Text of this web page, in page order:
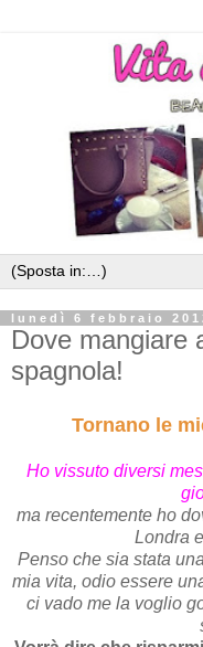
lunedì 6 febbraio
Dove mangiare
spagnola!
Tornano le
Ho vissuto diversi
ma recentemente ho
Londra
Penso che sia stata
mia vita, odio essere
ci vado me la voglio